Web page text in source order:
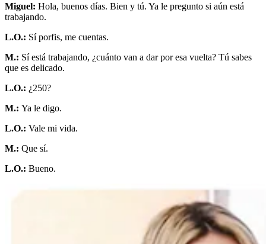
Miguel: Hola, buenos días. Bien y tú. Ya le pregunto si aún está
trabajando.
L.O.: Sí porfis, me cuentas.
M.: Sí está trabajando, ¿cuánto van a dar por esa vuelta? Tú sabes
que es delicado.
L.O.: ¿250?
M.: Ya le digo.
L.O.: Vale mi vida.
M.: Que sí.
L.O.: Bueno.